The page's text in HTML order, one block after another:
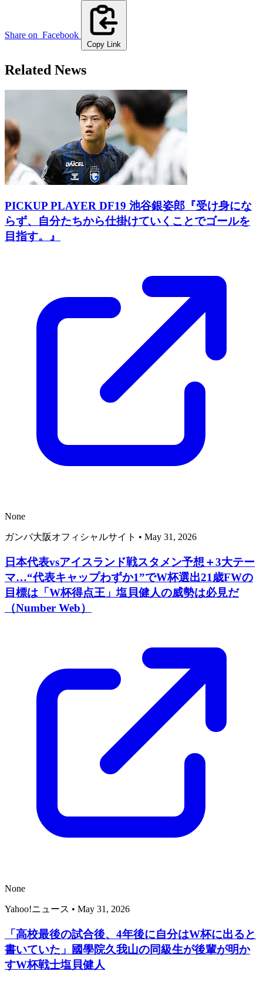
Share on Facebook
Copy Link
Related News
PICKUP PLAYER DF19 池谷銀姿郎『受け身にな
らず、自分たちから仕掛けていくことでゴールを
目指す。』
None
ガンバ大阪オフィシャルサイト • May 31, 2026
日本代表vsアイスランド戦スタメン予想＋3大テー
マ…“代表キャップわずか1”でW杯選出21歳FWの
目標は「W杯得点王」塩貝健人の威勢は必見だ
（Number Web）
None
Yahoo!ニュース • May 31, 2026
「高校最後の試合後、4年後に自分はW杯に出ると
書いていた」國學院久我山の同級生が後輩が明か
すW杯戦士塩貝健人